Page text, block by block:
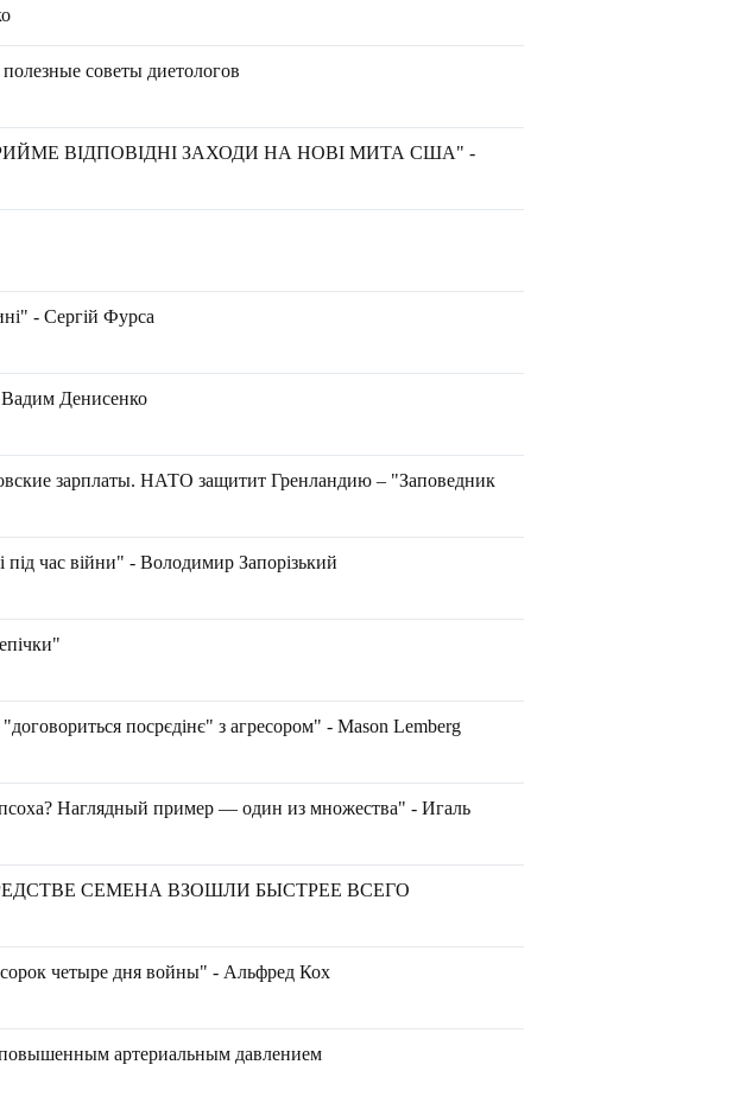
советы диетологов
ВІДПОВІДНІ ЗАХОДИ НА НОВІ МИТА США" -
- Сергій Фурса
Вадим Денисенко
зарплаты. НАТО защитит Гренландию – "Заповедник
під час війни" - Володимир Запорізький
"договориться посрєдінє" з агресором" - Маson Lemberg
Наглядный пример — один из множества" - Игаль
СЕМЕНА ВЗОШЛИ БЫСТРЕЕ ВСЕГО
четыре дня войны" - Альфред Кох
артериальным давлением